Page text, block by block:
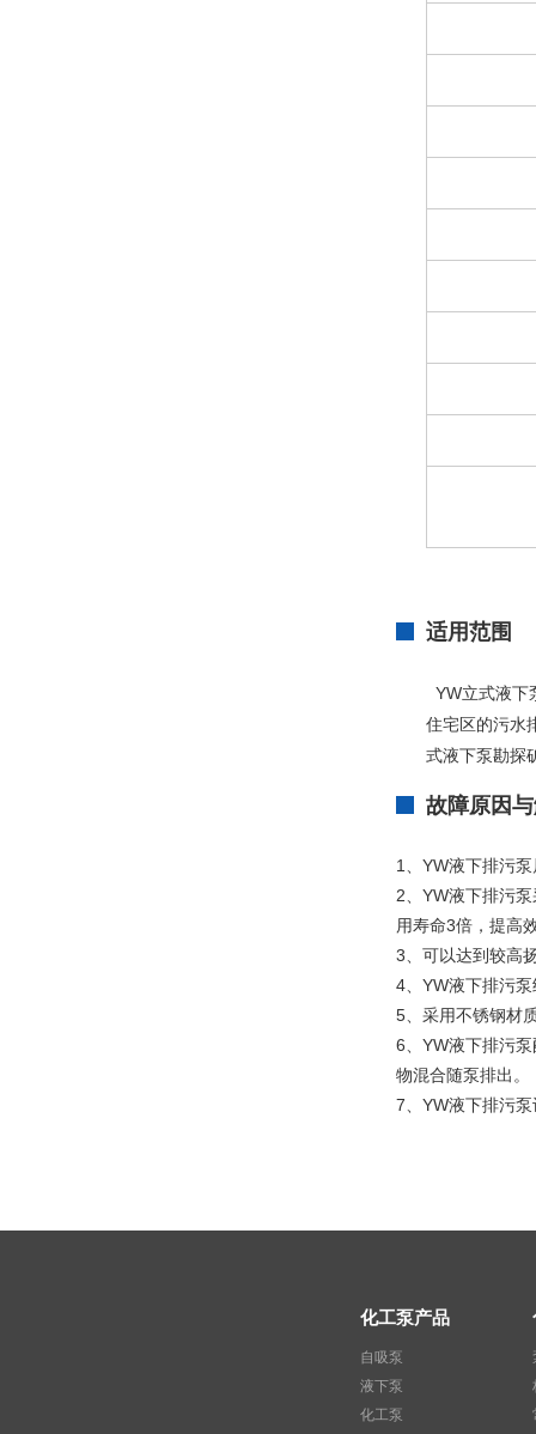
适用范围
YW立式液下
住宅区的污水
式液下泵勘探
故障原因
1、YW液下排污
2、YW液下排污
用寿命3倍，提高
3、可以达到较高
4、YW液下排污
5、采用不锈钢材
6、YW液下排污
物混合随泵排出。
7、YW液下排污
化工泵产品
自吸泵
液下泵
化工泵